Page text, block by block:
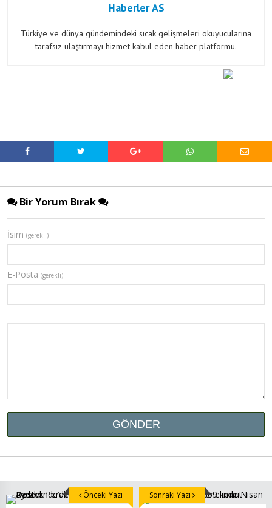
Haberler AS
Türkiye ve dünya gündemindeki sıcak gelişmeleri okuyucularına
tarafsız ulaştırmayı hizmet kabul eden haber platformu.
Bir Yorum Bırak
İsim (gerekli)
E-Posta (gerekli)
Önceki Yazı Sonraki Yazı